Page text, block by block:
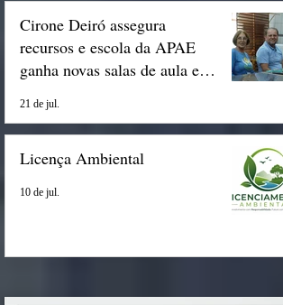
Cirone Deiró assegura
recursos e escola da APAE
ganha novas salas de aula em
21 de jul.
Licença Ambiental
10 de jul.